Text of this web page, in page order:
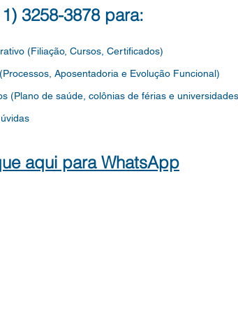
3258-3878 para:
(Filiação, Cursos, Certificados)
Aposentadoria e Evolução Funcional)
(Plano de saúde, colônias de férias e
aqui para WhatsApp